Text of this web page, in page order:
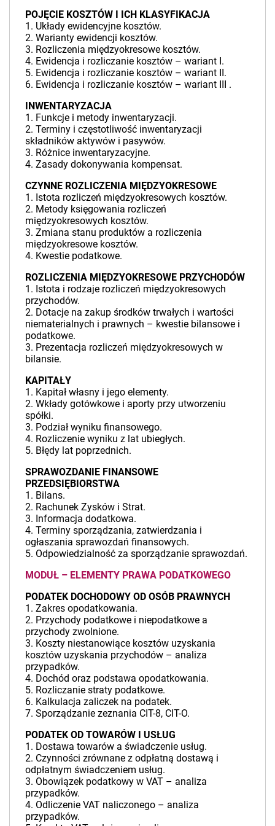
POJĘCIE KOSZTÓW I ICH KLASYFIKACJA
1. Układy ewidencyjne kosztów.
2. Warianty ewidencji kosztów.
3. Rozliczenia międzyokresowe kosztów.
4. Ewidencja i rozliczanie kosztów – wariant I.
5. Ewidencja i rozliczanie kosztów – wariant II.
6. Ewidencja i rozliczanie kosztów – wariant III .
INWENTARYZACJA
1. Funkcje i metody inwentaryzacji.
2. Terminy i częstotliwość inwentaryzacji
składników aktywów i pasywów.
3. Różnice inwentaryzacyjne.
4. Zasady dokonywania kompensat.
CZYNNE ROZLICZENIA MIĘDZYOKRESOWE
1. Istota rozliczeń międzyokresowych kosztów.
2. Metody księgowania rozliczeń
międzyokresowych kosztów.
3. Zmiana stanu produktów a rozliczenia
międzyokresowe kosztów.
4. Kwestie podatkowe.
ROZLICZENIA MIĘDZYOKRESOWE PRZYCHODÓW
1. Istota i rodzaje rozliczeń międzyokresowych
przychodów.
2. Dotacje na zakup środków trwałych i wartości
niematerialnych i prawnych – kwestie bilansowe i
podatkowe.
3. Prezentacja rozliczeń międzyokresowych w
bilansie.
KAPITAŁY
1. Kapitał własny i jego elementy.
2. Wkłady gotówkowe i aporty przy utworzeniu
spółki.
3. Podział wyniku finansowego.
4. Rozliczenie wyniku z lat ubiegłych.
5. Błędy lat poprzednich.
SPRAWOZDANIE FINANSOWE
PRZEDSIĘBIORSTWA
1. Bilans.
2. Rachunek Zysków i Strat.
3. Informacja dodatkowa.
4. Terminy sporządzania, zatwierdzania i
ogłaszania sprawozdań finansowych.
5. Odpowiedzialność za sporządzanie sprawozdań.
MODUŁ – ELEMENTY PRAWA PODATKOWEGO
PODATEK DOCHODOWY OD OSÓB PRAWNYCH
1. Zakres opodatkowania.
2. Przychody podatkowe i niepodatkowe a
przychody zwolnione.
3. Koszty niestanowiące kosztów uzyskania
kosztów uzyskania przychodów – analiza
przypadków.
4. Dochód oraz podstawa opodatkowania.
5. Rozliczanie straty podatkowe.
6. Kalkulacja zaliczek na podatek.
7. Sporządzanie zeznania CIT-8, CIT-O.
PODATEK OD TOWARÓW I USŁUG
1. Dostawa towarów a świadczenie usług.
2. Czynności zrównane z odpłatną dostawą i
odpłatnym świadczeniem usług.
3. Obowiązek podatkowy w VAT – analiza
przypadków.
4. Odliczenie VAT naliczonego – analiza
przypadków.